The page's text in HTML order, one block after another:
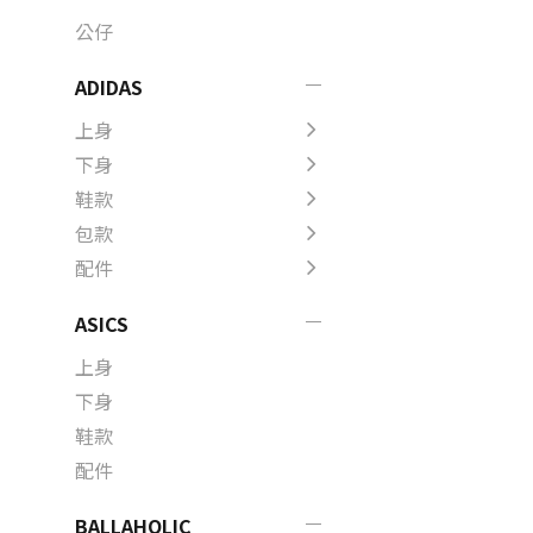
公仔
ADIDAS
上身
下身
鞋款
包款
配件
ASICS
上身
下身
鞋款
配件
BALLAHOLIC